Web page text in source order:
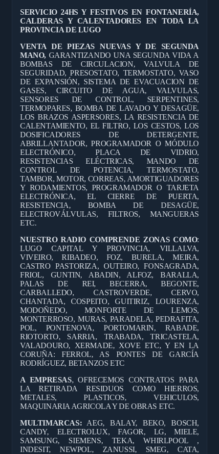
SERVICIO 24HS Y FESTIVOS EN FONTANERÍA,
CALDERAS Y CALENTADORES EN TODA LA
PROVINCIA DE LUGO
VENTA DE PIEZAS NUEVAS Y DE SEGUNDA
MANO, GARANTIZANDO UNA SEGUNDA VIDA A
BOMBAS DE CIRCULACION, VALVULA DE
SEGURIDAD, PRESOSTATO, TERMOSTATO, VASO
DE EXPANSIÓN, SISTEMA DE EVACUACION DE
GASES, CIRCUITO DE AGUA, VALVULAS,
SENSORES DE CONTROL, SERPENTINES,
TERMOPARES, BOMBA DE LAVADO Y DESAGÜE,
LOS BRAZOS ASPERSORES, LA RESISTENCIA DE
CALENTAMIENTO, EL FILTRO, LOS CESTOS, LOS
DOSIFICADORES DE DETERGENTE,
ABRILLANTADOR, PROGRAMADOR O MÓDULO
ELECTRÓNICO, PLACA DE VIDRIO,
RESISTENCIAS ELÉCTRICAS, MANDO DE
CONTROL DE POTENCIA, TERMOSTATO,
TAMBOR, MOTOR, CORREAS, AMORTIGUADORES
Y RODAMIENTOS, PROGRAMADOR O TARJETA
ELECTRÓNICA, EL CIERRE DE PUERTA,
RESISTENCIA, BOMBA DE DESAGÜE,
ELECTROVÁLVULAS, FILTROS, MANGUERAS
ETC.
NUESTRO RADIO COMPRENDE ZONAS COMO:
LUGO CAPITAL Y PROVINCIA, VILLALVA,
VIVEIRO, RIBADEO, FOZ, BURELA, MEIRA,
CASTRO PASTORIZA, OUTEIRO, FONSAGRADA,
FRIOL, GUNTIN, ABADIN, ALFOZ, BARALLA,
PALAS DE REI, BECERRA, BEGONTE,
CARBALLEDO, CASTROVERDE, CERVO,
CHANTADA, COSPEITO, GUITIRIZ, LOURENZA,
MODOÑEDO, MONFORTE DE LEMOS,
MONTERROSO, MURAS, PARADELA, PEDRAFITA,
POL, PONTENOVA, PORTOMARIN, RABADE,
RIOTORTO, SARRIA, TRABADA, TRICASTELA,
VALADOURO, XERMADE, XOVE ETC, Y EN LA
CORUÑA: FERROL, AS PONTES DE GARCÍA
RODRÍGUEZ, BETANZOS ETC
A EMPRESAS, OFRECEMOS CONTRATOS PARA
LA RETIRADA RESIDUOS COMO HIERROS,
METALES, PLASTICOS, VEHICULOS,
MAQUINARIA AGRICOLA Y DE OBRAS ETC.
MULTIMARCAS: AEG, BALAY, BEKO, BOSCH,
CANDY, ELECTROLUX, FAGOR, LG, MIELE,
SAMSUNG, SIEMENS, TEKA, WHIRLPOOL ,
INDESIT, NEWPOL, ZANUSSI, SMEG, CATA,